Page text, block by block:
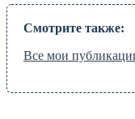
Смотрите также:
Все мои